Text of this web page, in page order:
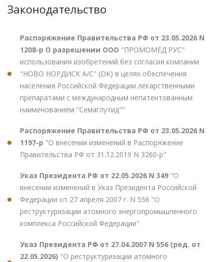
Законодательство
Распоряжение Правительства РФ от 23.05.2026 N
1208-р О разрешении ООО "ПРОМОМЕД РУС"
использования изобретений без согласия компании
"НОВО НОРДИСК А/С" (DK) в целях обеспечения
населения Российской Федерации лекарственными
препаратами с международным непатентованным
наименованием "Семаглутид""
Распоряжение Правительства РФ от 23.05.2026 N
1197-р "О внесении изменений в Распоряжение
Правительства РФ от 31.12.2019 N 3260-р"
Указ Президента РФ от 22.05.2026 N 349 "О
внесении изменений в Указ Президента Российской
Федерации от 27 апреля 2007 г. N 556 "О
реструктуризации атомного энергопромышленного
комплекса Российской Федерации"
Указ Президента РФ от 27.04.2007 N 556 (ред. от
22.05.2026) "О реструктуризации атомного